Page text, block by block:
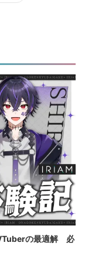
の最適解 必